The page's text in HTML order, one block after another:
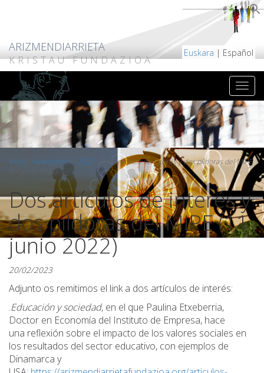
ARIZMENDIARRIETA
KRISTAU FUNDAZIOA
Euskara | Español
Inicio/ Newsletters/ 2022
Dos artículos de interés y dos píldoras del MIPE
(11 junio 2022)
Dos artículos de interés y
dos píldoras del MIPE (11
junio 2022)
20/02/2023
Adjunto os remitimos el link a dos artículos de interés:
.Educación y sociedad, en el que Paulina Etxeberria,
Doctor en Economía del Instituto de Empresa, hace
una reflexión sobre el impacto de los valores sociales en
los resultados del sector educativo, con ejemplos de
Dinamarca y